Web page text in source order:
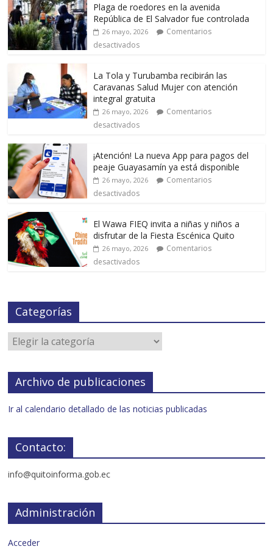
Plaga de roedores en la avenida
República de El Salvador fue controlada
26 mayo, 2026
Comentarios
desactivados
La Tola y Turubamba recibirán las
Caravanas Salud Mujer con atención
integral gratuita
26 mayo, 2026
Comentarios
desactivados
¡Atención! La nueva App para pagos del
peaje Guayasamín ya está disponible
26 mayo, 2026
Comentarios
desactivados
El Wawa FIEQ invita a niñas y niños a
disfrutar de la Fiesta Escénica Quito
26 mayo, 2026
Comentarios
desactivados
Categorías
Archivo de publicaciones
Ir al calendario detallado de las noticias publicadas
Contacto:
info@quitoinforma.gob.ec
Administración
Acceder